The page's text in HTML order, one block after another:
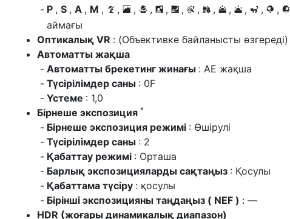
P , S , A , M , k , l , p , o , r , s , t , d , e , f , j , z
аймағы
Оптикалық VR : (Объективке байланысты өзгереді)
Автоматты жақша
Автоматты брекетинг жинағы : AE жақша
Түсірілімдер саны : 0F
Үстеме : 1,0
Бірнеше экспозиция *
Бірнеше экспозиция режимі : Өшірулі
Түсірілімдер саны : 2
Қабаттау режимі : Орташа
Барлық экспозицияларды сақтаңыз : Қосулы
Қабаттама түсіру : қосулы
Бірінші экспозицияны таңдаңыз ( NEF ) : —
HDR (жоғары динамикалық диапазон)